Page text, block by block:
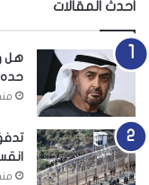
احدث المقالات
هل
منذ 4